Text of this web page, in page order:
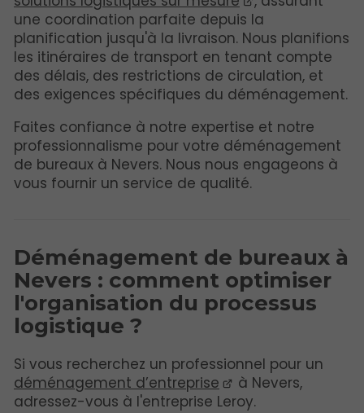
une coordination parfaite depuis la
planification jusqu'à la livraison. Nous planifions
les itinéraires de transport en tenant compte
des délais, des restrictions de circulation, et
des exigences spécifiques du déménagement.
Faites confiance à notre expertise et notre
professionnalisme pour votre déménagement
de bureaux à Nevers. Nous nous engageons à
vous fournir un service de qualité.
Déménagement de bureaux à
Nevers : comment optimiser
l'organisation du processus
logistique ?
Si vous recherchez un professionnel pour un
déménagement d’entreprise
à Nevers,
adressez-vous à l'entreprise Leroy.